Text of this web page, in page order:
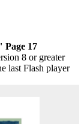
Page 17
8 or greater
last Flash player